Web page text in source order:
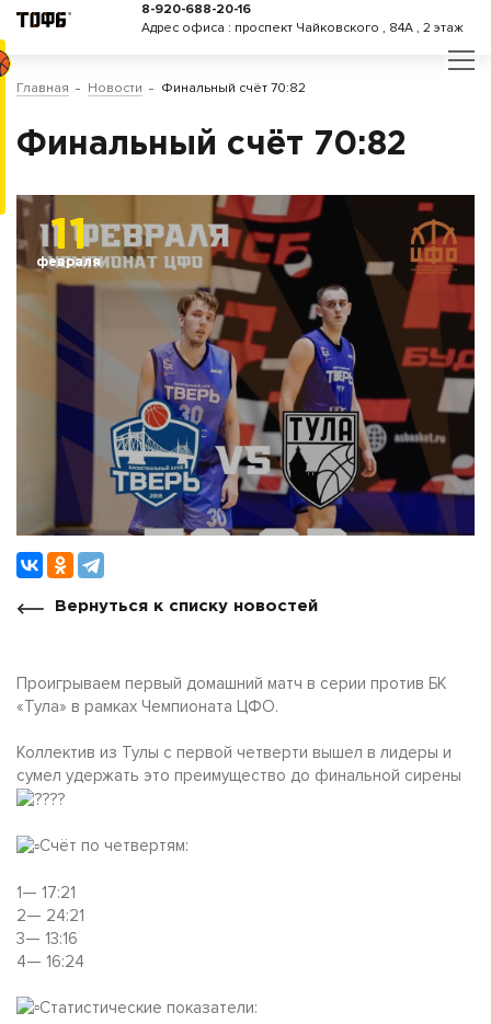
8-920-688-20-16
Адрес офиса : проспект Чайковского , 84А , 2 этаж
Главная Новости Финальный счёт 70:82
Финальный счёт 70:82
11
февраля
Вернуться к списку новостей
Проигрываем первый домашний матч в серии против БК
«Тула» в рамках Чемпионата ЦФО.
Коллектив из Тулы с первой четверти вышел в лидеры и
сумел удержать это преимущество до финальной сирены
Счёт по четвертям:
1— 17:21
2— 24:21
3— 13:16
4— 16:24
Статистические показатели: